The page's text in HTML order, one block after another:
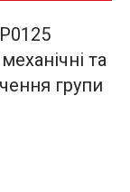
та
групи